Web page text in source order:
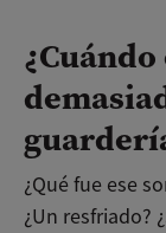
¿Qué fue ese
¿Un resfriado?